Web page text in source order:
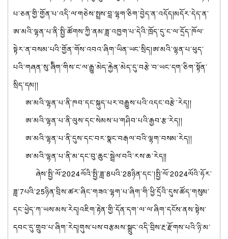
པ་ཅན་གྱི་གྱོན་པ་འདི་ལ་གཅེས་སྤྲས་བླ་ལྷག་ཅིག་བྱེད་ན་འདོད།མདོར་དེད་ན་
ཨ་མའི་ལྷན་པ་ནི་སྤྱི་ཚོགས་ཀྱི་ནམ་ཟླ་འཁྱག་པ་དེའི་ཁྲོད་དུ་ང་ལ་དྲོད་ཁོལ་
སྟེར་ན་བསམ་པའི་གྱོན་གོས་འབའ་ཞིག་ཡིན་ཡང་སྲིད།ཨ་མའི་ལྷན་པ་ཕུད་
པའི་གཞན་སུ་ཞིིག་གིས་ང་ལ་རྒྱུ་མེད་རྐྱེན་མེད་དུ་བརྩེ་བ་ཡང་དག་ཅིག་སྟོན་
སྲིད་དམ།།
ཨ་མའི་ལྷན་པ་ནི་ཁབ་དང་སྐུད་པར་བརྒྱུས་པའི་འདང་བརྩེ་རེད།།
ཨ་མའི་ལྷན་པ་ནི་ལུས་དང་སེམས་པ་གཤིབ་པའི་རྒྱབ་རྩ་རེད།།
ཨ་མའི་ལྷན་པ་ནི་དུས་དང་བར་སྣང་བརྒལ་བའི་ལྷག་བསམ་རེད།།
ཨ་མའི་ལྷན་པ་ནི་མ་དང་བུ་ཆུང་སྦྲེལ་བའི་རས་ཆ་རེད།།
ཞེས་སྤྱི་ལོ་2024ལོའི་སྤྱི་ཟླ་8པའི་28ཉིན་དང་།སྤྱི་ལོ་2024ལོའི་ཧོར་
ཟླ་7པའི་25ཉིན་བྲིས་ཚར་ཞིང་གཟའ་ལྷག་པ་ཞིག་གི་ཕྱི་དྲོའི་དུས་ཚོད་གསུམ་
དང་ཕྱེད་ཀ་ཡས་མས་རེད།འཇིག་རྟེན་གྱི་དོན་དག་ལ་ལ་ཞིག་དངོས་ནས་སྟེས་
དབང་དུ་གྲུབ་པ་ཞིག་རེད།གུས་པས་བརྩམས་སྒྲུང་འདི་བྲིས་རྔ་རྫོགས་པའི་ཉི་མ་